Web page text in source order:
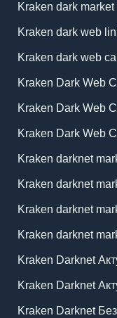
Kraken dark
Kraken dark web
Kraken dark web
Kraken Dark Web
Kraken Dark Web
Kraken Dark Web
Kraken darknet
Kraken darknet
Kraken darknet
Kraken darknet
Kraken Darknet
Kraken Darknet
Kraken Darknet